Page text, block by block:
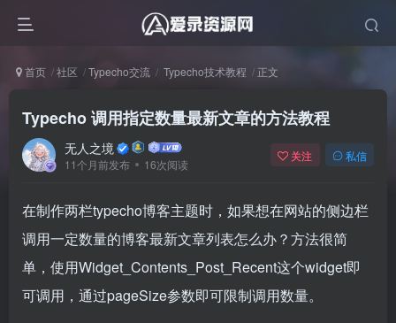
首页 社区 Typecho交流 Typecho技术教程 正文
Typecho 调用指定数量最新文章的方法教程
无人之境
11个月前发布 16次阅读
关注 私信
在制作两栏typecho博客主题时，如果想在网站的侧边栏
调用一定数量的博客最新文章列表怎么办？方法很简
单，使用Widget_Contents_Post_Recent这个widget即
可调用，通过pageSize参数即可限制调用数量。